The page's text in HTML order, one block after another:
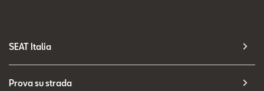
SEAT Italia
Prova su strada